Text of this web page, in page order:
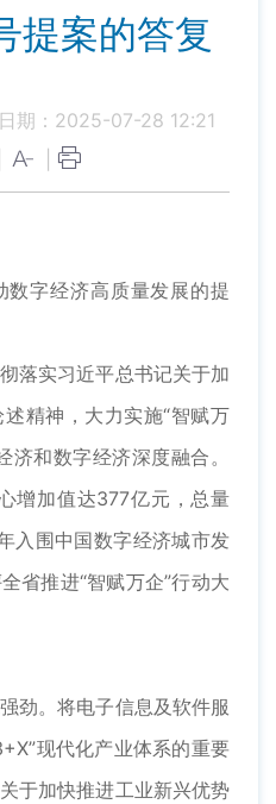
提案的答复
日期：2025-07-28 12:21
字经济高质量发展的提
实习近平总书记关于加
精神，大力实施“智赋万
济和数字经济深度融合。
增加值达377亿元，总量
入围中国数字经济城市发
省推进“智赋万企”行动大
。将电子信息及软件服
现代化产业体系的重要
于加快推进工业新兴优势